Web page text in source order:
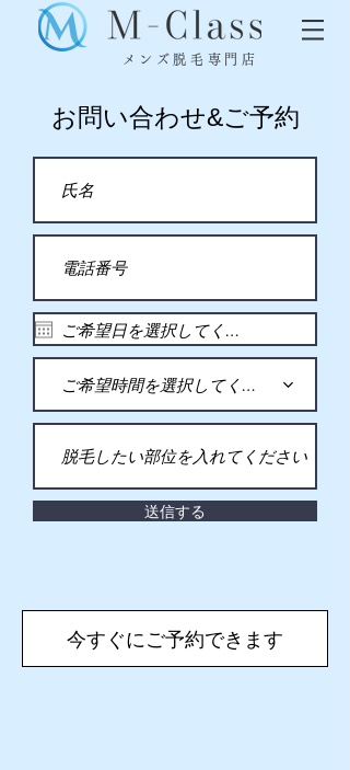
メンズ脱毛専門店
お問い合わせ&ご予約
ご希望時間を選択してください
送信する
今すぐにご予約できます